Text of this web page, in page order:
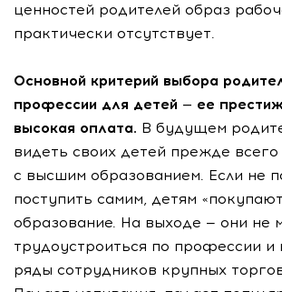
ценностей родителей образ
практически отсутствует.
Основной критерий выбора
профессии для детей — ее
высокая оплата. В будущем
видеть своих детей прежде
с высшим образованием. Если не
поступить самим, детям
образование. На выходе — они не
трудоустроиться по профессии и
ряды сотрудников крупных